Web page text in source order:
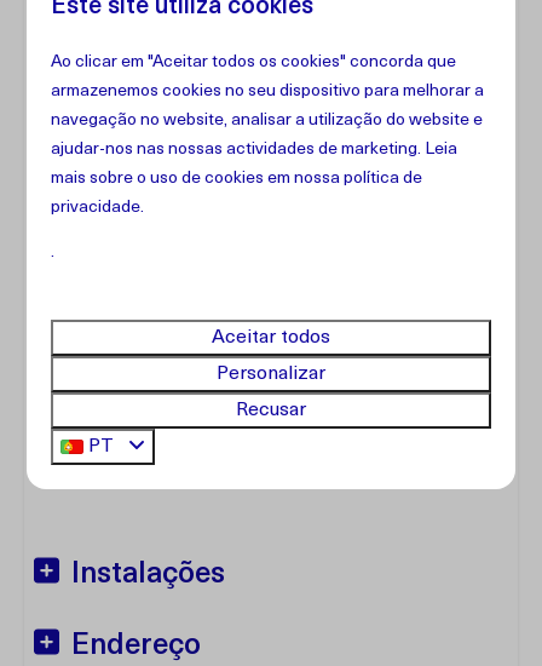
A tarifa diária indicada baseia-se numa ocupação
A casa de hóspedes pode acomodar até 2
hóspedes adicionais. Aplica-se uma taxa extra de
USD 15 por pessoa, por noite.
Durante a sua estadia, existe um limite de consumo
É exigido umdepósito de caução de USD 250
para cada reserva. Quaisquer custos relacionados
com consumo adicional de eletricidade ou danos
serão deduzidos deste depósito. O valor restante
será reembolsado após a inspeção da propriedade.
Instalações
Endereço
Este site utiliza cookies
Ao clicar em "Aceitar todos os cookies" concorda que
armazenemos cookies no seu dispositivo para melhorar a
navegação no website, analisar a utilização do website e
ajudar-nos nas nossas actividades de marketing. Leia
mais sobre o uso de cookies emnossa política de
privacidade.
.
Aceitar todos
Personalizar
Recusar
PT